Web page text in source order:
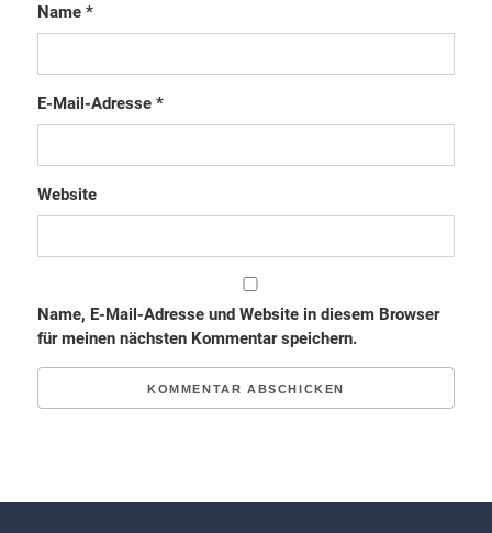
Name *
E-Mail-Adresse *
Website
Name, E-Mail-Adresse und Website in diesem Browser
für meinen nächsten Kommentar speichern.